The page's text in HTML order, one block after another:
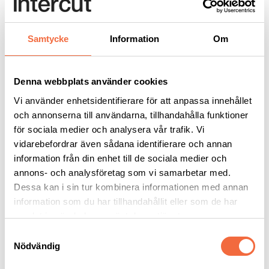
Samtycke Information Om
Denna webbplats använder cookies
Vi använder enhetsidentifierare för att anpassa innehållet
och annonserna till användarna, tillhandahålla funktioner
för sociala medier och analysera vår trafik. Vi
vidarebefordrar även sådana identifierare och annan
information från din enhet till de sociala medier och
annons- och analysföretag som vi samarbetar med.
Dessa kan i sin tur kombinera informationen med annan
information som du har tillhandahållit eller som de har
samlat in när du har använt deras tjänster.
Nödvändig
A series
Rullbock A12 4D
A series
A12 4D självjusterande rullbock med högre tolerans för
osymmetriska arbetsstycken och varierande diameter. Den kan också
hantera tunnare material.
Technical data
Rullbock A12-4D
6 ton
18 ton
Max rotation force
8,5 kN
Rollers
4 pcs
Roller material
PU
Length